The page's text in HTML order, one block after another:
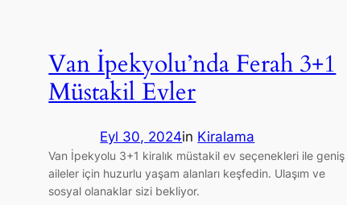
Van İpekyolu’nda Ferah 3+1
Müstakil Evler
Eyl 30, 2024in Kiralama
Van İpekyolu 3+1 kiralık müstakil ev seçenekleri ile geniş
aileler için huzurlu yaşam alanları keşfedin. Ulaşım ve
sosyal olanaklar sizi bekliyor.